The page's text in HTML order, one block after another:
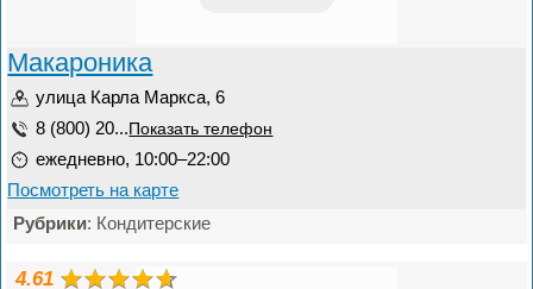
Макароника
улица Карла Маркса, 6
8 (800) 20... Показать телефон
ежедневно, 10:00–22:00
Посмотреть на карте
Рубрики: Кондитерские
4.61